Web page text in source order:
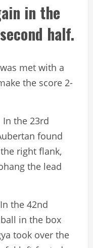
in the
half.
met with a
the score 2-
In the 23rd
found
right flank,
the lead
the 42nd
in the box
took over the